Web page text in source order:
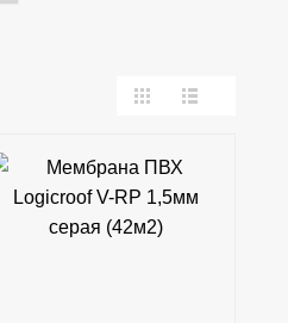
В
КОРЗИНУ